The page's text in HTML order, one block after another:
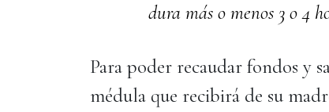
dura más o menos 3 o 4
Para poder recaudar fondos y
médula que recibirá de su